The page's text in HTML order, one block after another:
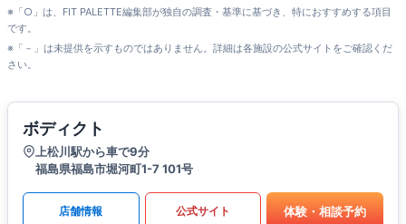
※「○」は、FIT PALETTE編集部が独自の調査・基準に基づき、特におすすめする項目
です。
※「－」は未提供を示すものではありません。詳細は各施設の公式サイトをご確認くだ
さい。
ボディクト
上松川駅から車で9分
福島県福島市堀河町1-7 101号
店舗情報 公式サイト 体験・相談予約